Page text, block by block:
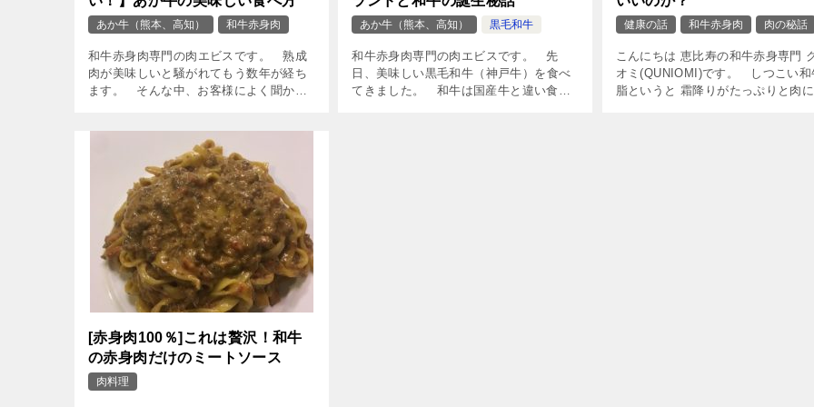
あか牛（熊本、高知） 和牛赤身肉
和牛赤身肉専門の肉エビスです。 熟成
肉が美味しいと騒がれてもう数年が経ち
ます。 そんな中、お客様によく聞かれ
あか牛（熊本、高知） 黒毛和牛
和牛赤身肉専門の肉エビスです。 先
日、美味しい黒毛和牛（神戸牛）を食べ
てきました。 和牛は国産牛と違い食用
健康の話 和牛赤身肉 肉の秘話
こんにちは 恵比寿の和牛赤身専門
オミ(QUNIOMI)です。 しつこい和
脂というと 霜降りがたっぷりと肉に
[赤身肉100％]これは贅沢！和牛
の赤身肉だけのミートソース
肉料理